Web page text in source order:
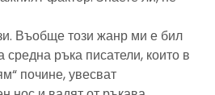
Въобще този жанр ми е бил
ръка писатели, които в
почине, увесват